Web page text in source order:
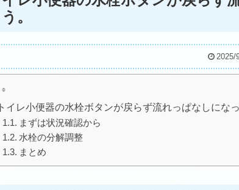
。
2025/
トイレ小便器の水栓ボタンが戻らず流れっぱなしにな
まずは状況確認から
水栓の分解調整
まとめ